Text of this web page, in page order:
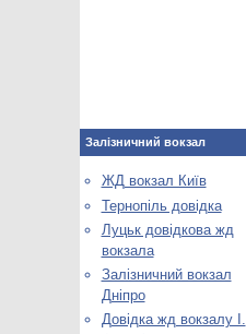
Залізничний вокзал
ЖД вокзал Київ
Тернопіль довідка
Луцьк довідкова жд
вокзала
Залізничний вокзал
Дніпро
Довідка жд вокзалу І.